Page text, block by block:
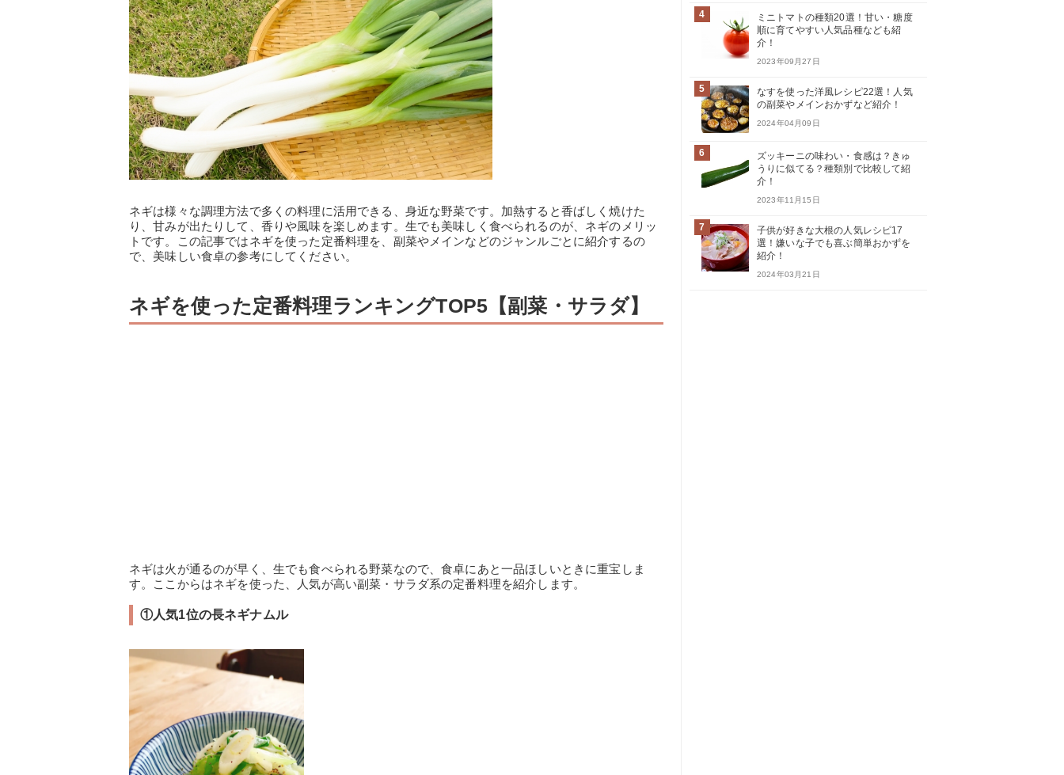
ネギは様々な調理方法で多くの料理に活用できる、身近な野菜です。加熱すると香ばしく焼けた
り、甘みが出たりして、香りや風味を楽しめます。生でも美味しく食べられるのが、ネギのメリッ
トです。この記事ではネギを使った定番料理を、副菜やメインなどのジャンルごとに紹介するの
で、美味しい食卓の参考にしてください。
ネギを使った定番料理ランキングTOP5【副菜・サラダ】
ネギは火が通るのが早く、生でも食べられる野菜なので、食卓にあと一品ほしいときに重宝しま
す。ここからはネギを使った、人気が高い副菜・サラダ系の定番料理を紹介します。
①人気1位の長ネギナムル
4
ミニトマトの種類20選！甘い・糖度
順に育てやすい人気品種なども紹
介！
2023年09月27日
5
なすを使った洋風レシピ22選！人気
の副菜やメインおかずなど紹介！
2024年04月09日
6
ズッキーニの味わい・食感は？きゅ
うりに似てる？種類別で比較して紹
介！
2023年11月15日
7
子供が好きな大根の人気レシピ17
選！嫌いな子でも喜ぶ簡単おかずを
紹介！
2024年03月21日